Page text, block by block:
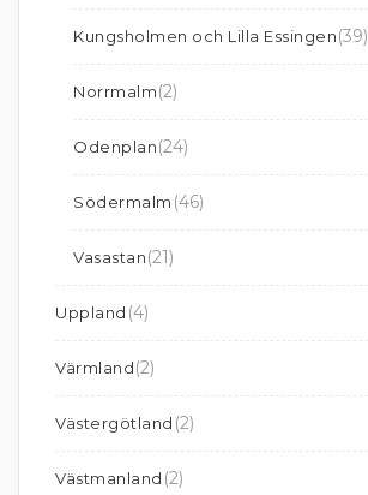
Kungsholmen och Lilla Essingen(39)
Norrmalm(2)
Odenplan(24)
Södermalm (46)
Vasastan(21)
Uppland (4)
Värmland(2)
Västergötland (2)
Västmanland (2)